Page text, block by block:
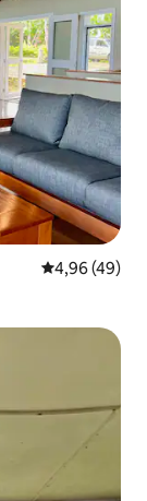
4,96 de uma
4,96 (49)